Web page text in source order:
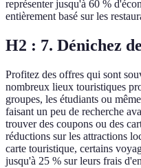
représenter jusqu'à 60 %
entièrement basé sur les
H2 : 7. Dénichez
Profitez des offres qui sont
nombreux lieux touristiques
groupes, les étudiants ou
faisant un peu de recherche
trouver des coupons ou des
réductions sur les attractions
carte touristique, certains
jusqu'à 25 % sur leurs frais